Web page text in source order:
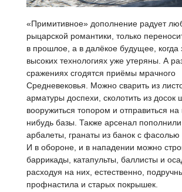
«Примитивное» дополнение радует
рыцарской романтики, только
в прошлое, а в далёкое будущее, когда
высоких технологиях уже утеряны. А
сражениях сгодятся приёмы мрачного
Средневековья. Можно сварить из
арматуры доспехи, сколотить из досок
вооружиться топором и отправиться
нибудь базы. Также арсенал
арбалеты, гранаты из банок с фасолью
И в обороне, и в нападении можно
баррикады, катапульты, баллисты и
расходуя на них, естественно,
профнастила и старых покрышек.